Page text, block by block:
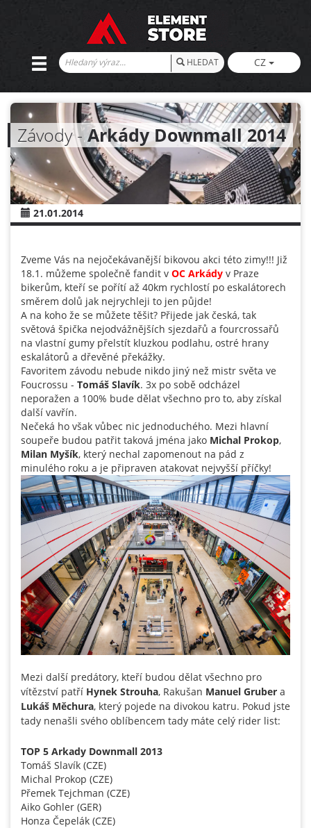
HLEDAT CZ
Závody -Arkády Downmall 2014
21.01.2014
Zveme Vás na nejočekávanější bikovou akci této zimy!!! Již
18.1. můžeme společně fandit v OC Arkády v Praze
bikerům, kteří se pořítí až 40km rychlostí po eskalátorech
směrem dolů jak nejrychleji to jen půjde!
A na koho že se můžete těšit? Přijede jak česká, tak
světová špička nejodvážnějších sjezdařů a fourcrossařů
na vlastní gumy přelstít kluzkou podlahu, ostré hrany
eskalátorů a dřevěné překážky.
Favoritem závodu nebude nikdo jiný než mistr světa ve
Foucrossu - Tomáš Slavík. 3x po sobě odcházel
neporažen a 100% bude dělat všechno pro to, aby získal
další vavřín.
Nečeká ho však vůbec nic jednoduchého. Mezi hlavní
soupeře budou patřit taková jména jako Michal Prokop,
Milan Myšík, který nechal zapomenout na pád z
minulého roku a je připraven atakovat nejvyšší příčky!
Mezi další predátory, kteří budou dělat všechno pro
vítězství patří Hynek Strouha, Rakušan Manuel Gruber a
Lukáš Měchura, který pojede na divokou katru. Pokud jste
tady nenašli svého oblíbencem tady máte celý rider list:
TOP 5 Arkady Downmall 2013
Tomáš Slavík (CZE)
Michal Prokop (CZE)
Přemek Tejchman (CZE)
Aiko Gohler (GER)
Honza Čepelák (CZE)